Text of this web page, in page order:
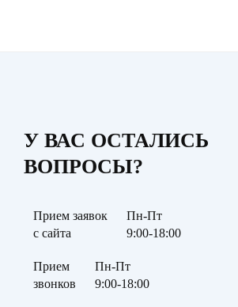
У ВАС ОСТАЛИСЬ
ВОПРОСЫ?
Прием заявок
с сайта
Пн-Пт
9:00-18:00
Прием
звонков
Пн-Пт
9:00-18:00